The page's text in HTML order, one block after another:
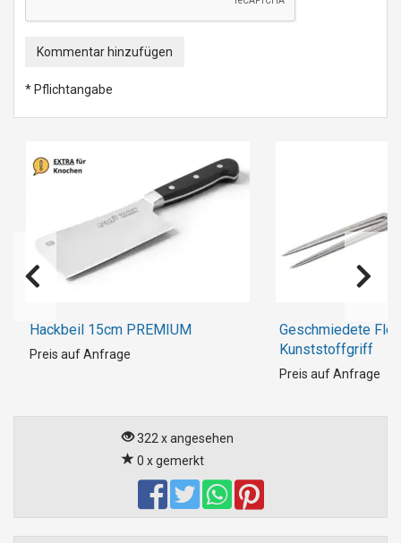
Kommentar hinzufügen
* Pflichtangabe
Hackbeil 15cm PREMIUM
Preis auf Anfrage
Geschmiedete
Kunststoffgriff
Preis auf Anfrage
322 x angesehen
0 x gemerkt